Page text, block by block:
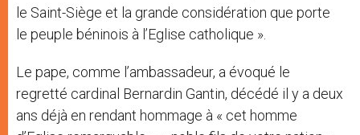
le Saint-Siège et la grande considération que porte
le peuple béninois à l’Eglise catholique ».
Le pape, comme l’ambassadeur, a évoqué le
regretté cardinal Bernardin Gantin, décédé il y a deux
ans déjà en rendant hommage à « cet homme